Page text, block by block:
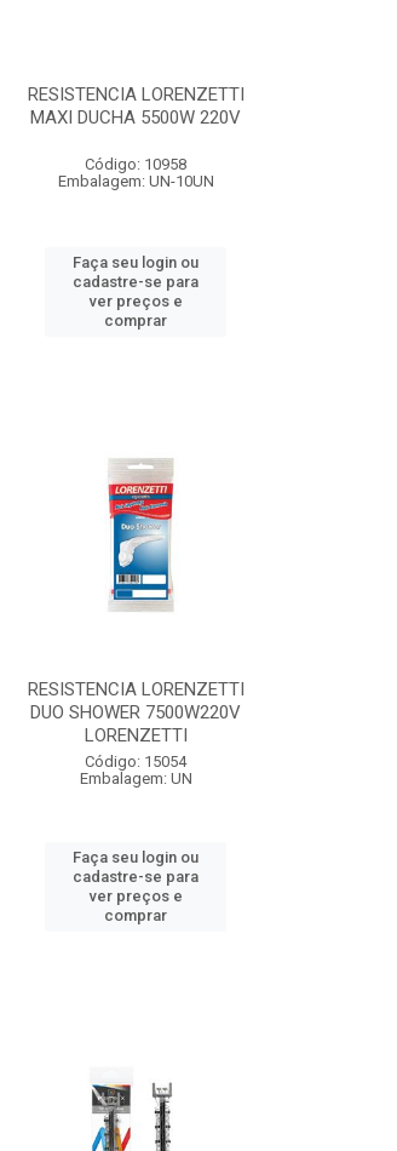
RESISTENCIA LORENZETTI
MAXI DUCHA 5500W 220V
Código: 10958
Embalagem: UN-10UN
Faça seu login ou
cadastre-se para
ver preços e
comprar
RESISTENCIA LORENZETTI
DUO SHOWER 7500W220V
LORENZETTI
Código: 15054
Embalagem: UN
Faça seu login ou
cadastre-se para
ver preços e
comprar